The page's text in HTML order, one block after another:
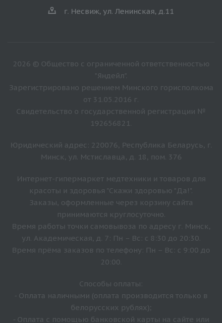
г. Несвиж, ул. Ленинская, д.11
2026 © Общество с ограниченной ответственностью
"Яндейл".
Зарегистрировано решением Минского горисполкома
от 31.05.2016 г.
Свидетельство о государственной регистрации №
192656821.
Юридический адрес: 220076, Республика Беларусь, г.
Минск, ул. Мстиславца, д. 18, пом. 376
Интернет-гипермаркет медтехники и товаров для
красоты и здоровья "Скажи здоровью "Да!".
Заказы, оформленные через корзину сайта
принимаются круглосуточно.
Время работы точки самовывоза по адресу г. Минск,
ул. Академическая, д. 7: Пн – Вс: с 8:30 до 20:30.
Время прёма заказов по телефону: Пн – Вс: с 9:00 до
20:00.
Способы оплаты:
- Оплата наличными (оплата производится только в
белорусских рублях);
- Оплата с помощью банковской карты на сайте или